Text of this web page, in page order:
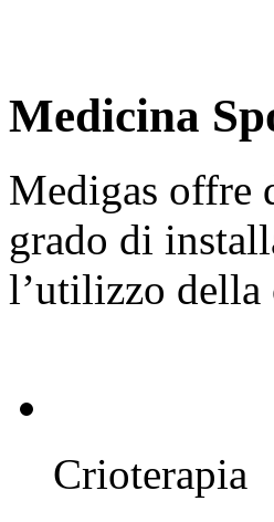
Medicina
Medigas offre
grado di
l’utilizzo
Crioterapia